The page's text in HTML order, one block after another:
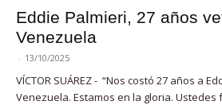
Eddie Palmieri, 27 años
Venezuela
- 13/10/2025
VÍCTOR SUÁREZ - “Nos costó 27 años a
Venezuela. Estamos en la gloria. Ustedes